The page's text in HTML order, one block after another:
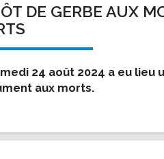
EMPLOI
Le Centre Communal
Antenne Municipale de
locale
et le lycée
de loisirs - ALSH
DE GERBE AUX
24 août 2024 a eu lieu
aux morts.